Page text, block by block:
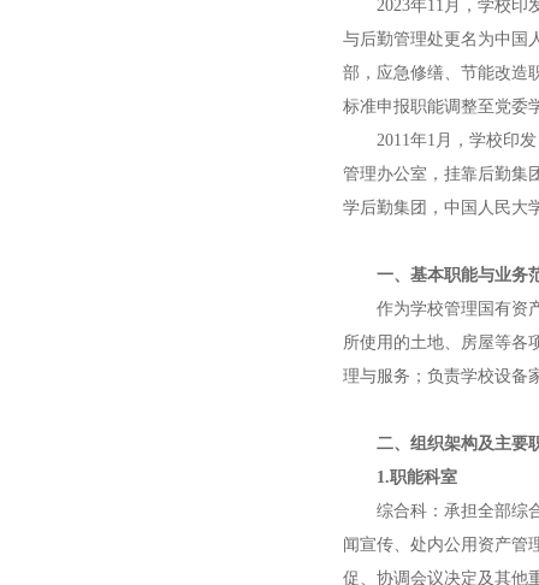
2023年11月，学校印
与后勤管理处更名为中国
部，应急修缮、节能改造
标准申报职能调整至党委
2011年1月，学校印
管理办公室，挂靠后勤集
学后勤集团，中国人民大
一、基本职能与业务
作为学校管理国有资
所使用的土地、房屋等各
理与服务；负责学校设备
二、组织架构及主要
1.职能科室
综合科：承担全部综
闻宣传、处内公用资产管
促、协调会议决定及其他